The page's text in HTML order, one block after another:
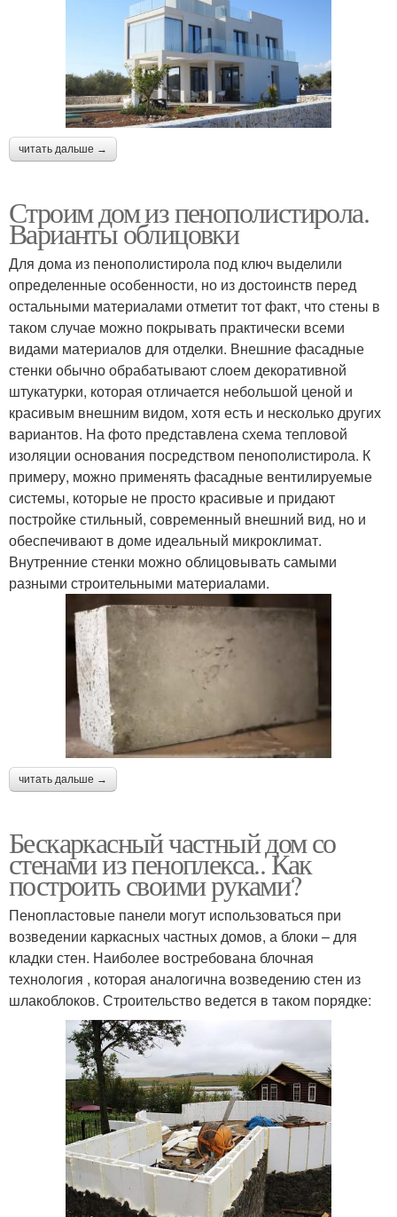
читать дальше →
Строим дом из пенополистирола.
Варианты облицовки
Для дома из пенополистирола под ключ выделили
определенные особенности, но из достоинств перед
остальными материалами отметит тот факт, что стены в
таком случае можно покрывать практически всеми
видами материалов для отделки. Внешние фасадные
стенки обычно обрабатывают слоем декоративной
штукатурки, которая отличается небольшой ценой и
красивым внешним видом, хотя есть и несколько других
вариантов. На фото представлена схема тепловой
изоляции основания посредством пенополистирола. К
примеру, можно применять фасадные вентилируемые
системы, которые не просто красивые и придают
постройке стильный, современный внешний вид, но и
обеспечивают в доме идеальный микроклимат.
Внутренние стенки можно облицовывать самыми
разными строительными материалами.
читать дальше →
Бескаркасный частный дом со
стенами из пеноплекса.. Как
построить своими руками?
Пенопластовые панели могут использоваться при
возведении каркасных частных домов, а блоки – для
кладки стен. Наиболее востребована блочная
технология , которая аналогична возведению стен из
шлакоблоков. Строительство ведется в таком порядке: